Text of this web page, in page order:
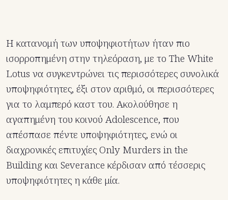
Η κατανομή των υποψηφιοτήτων ήταν πιο
ισορροπημένη στην τηλεόραση, με το The White
Lotus να συγκεντρώνει τις περισσότερες συνολικά
υποψηφιότητες, έξι στον αριθμό, οι περισσότερες
για το λαμπερό καστ του. Ακολούθησε η
αγαπημένη του κοινού Adolescence, που
απέσπασε πέντε υποψηφιότητες, ενώ οι
διαχρονικές επιτυχίες Only Murders in the
Building και Severance κέρδισαν από τέσσερις
υποψηφιότητες η κάθε μία.